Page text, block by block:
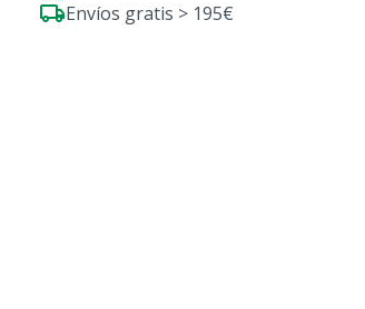
Envíos gratis > 195€